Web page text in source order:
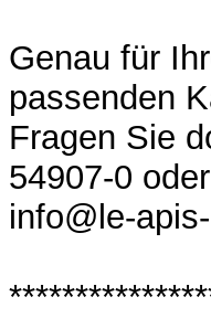
Genau für
passenden
Fragen Sie
54907-0
info@le-